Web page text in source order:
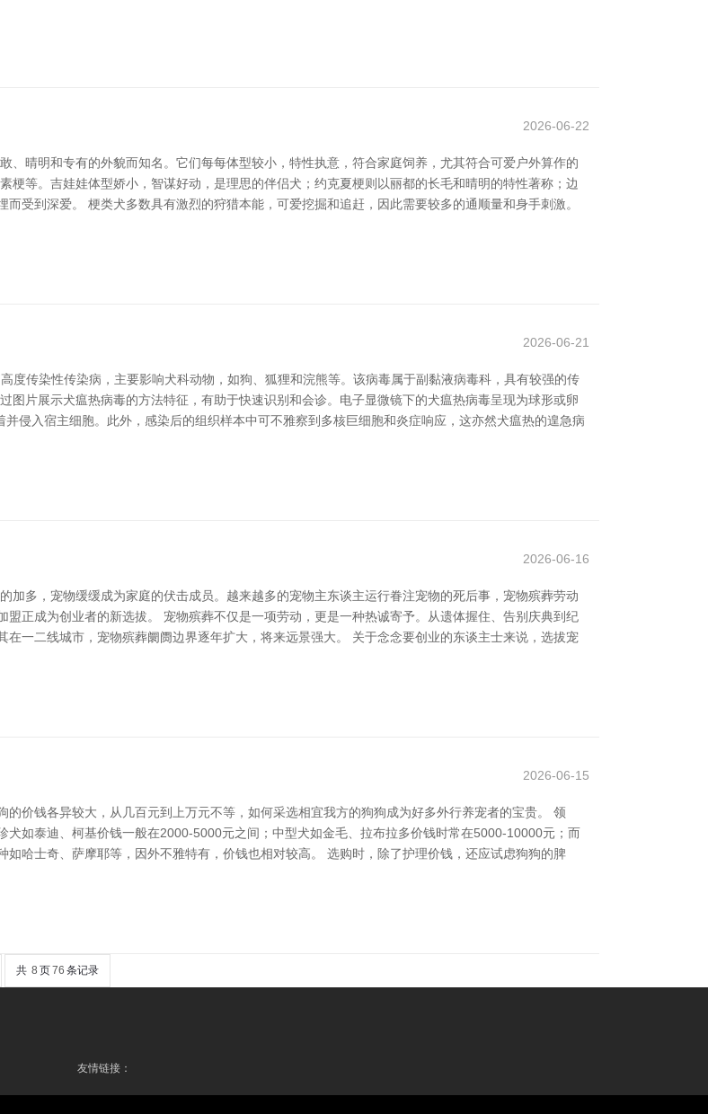
2026-06-22
、晴明和专有的外貌而知名。它们每每体型较小，特性执意，符合家庭饲养，尤其符合可爱户外算作的
梗等。吉娃娃体型娇小，智谋好动，是理思的伴侣犬；约克夏梗则以丽都的长毛和晴明的特性著称；边
受到深爱。 梗类犬多数具有激烈的狩猎本能，可爱挖掘和追赶，因此需要较多的通顺量和身手刺激。
2026-06-21
度传染性传染病，主要影响犬科动物，如狗、狐狸和浣熊等。该病毒属于副黏液病毒科，具有较强的传
图片展示犬瘟热病毒的方法特征，有助于快速识别和会诊。电子显微镜下的犬瘟热病毒呈现为球形或卵
侵入宿主细胞。此外，感染后的组织样本中可不雅察到多核巨细胞和炎症响应，这亦然犬瘟热的遑急病
2026-06-16
加多，宠物缓缓成为家庭的伏击成员。越来越多的宠物主东谈主运行眷注宠物的死后事，宠物殡葬劳动
正成为创业者的新选拔。 宠物殡葬不仅是一项劳动，更是一种热诚寄予。从遗体握住、告别庆典到纪
一二线城市，宠物殡葬阛阓边界逐年扩大，将来远景强大。 关于念念要创业的东谈主士来说，选拔宠
2026-06-15
价钱各异较大，从几百元到上万元不等，如何采选相宜我方的狗狗成为好多外行养宠者的宝贵。 领
如泰迪、柯基价钱一般在2000-5000元之间；中型犬如金毛、拉布拉多价钱时常在5000-10000元；而
哈士奇、萨摩耶等，因外不雅特有，价钱也相对较高。 选购时，除了护理价钱，还应试虑狗狗的脾
共 8 页76 条记录
友情链接：